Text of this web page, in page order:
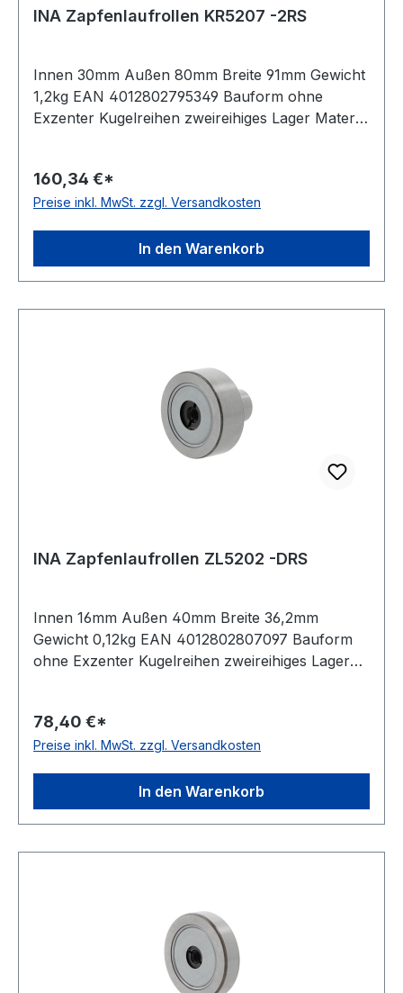
INA Zapfenlaufrollen KR5207 -2RS
Innen 30mm Außen 80mm Breite 91mm Gewicht
1,2kg EAN 4012802795349 Bauform ohne
Exzenter Kugelreihen zweireihiges Lager Material
Dichtung beidseitig Lippendichtung
160,34 €*
Preise inkl. MwSt. zzgl. Versandkosten
In den Warenkorb
INA Zapfenlaufrollen ZL5202 -DRS
Innen 16mm Außen 40mm Breite 36,2mm
Gewicht 0,12kg EAN 4012802807097 Bauform
ohne Exzenter Kugelreihen zweireihiges Lager
schleifende Dichtung Temperaturbereich -20 bis
+120 °C
78,40 €*
Preise inkl. MwSt. zzgl. Versandkosten
In den Warenkorb